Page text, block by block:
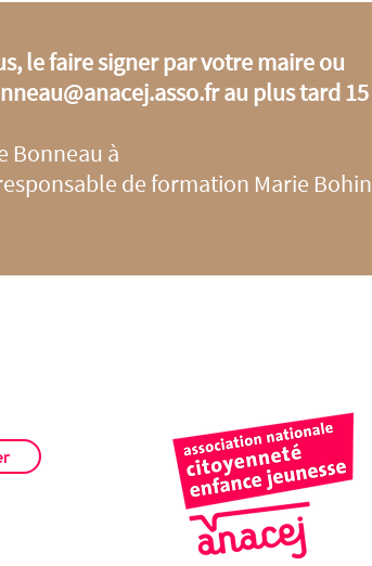
le faire signer par votre maire ou
au plus tard 15
Bonneau à
de formation Marie Bohin